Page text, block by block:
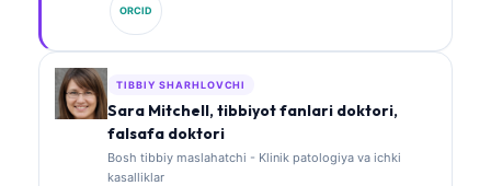
nazoratni ta’minlaydi. Doktor Klein biomarkerlar
talqini va laboratoriya diagnostikasi bo‘yicha
laboratoriya tibbiyoti mavzularida keng ko‘lamli ilmiy
ORCID
TIBBIY SHARHLOVCHI
Sara Mitchell, tibbiyot fanlari doktori,
falsafa doktori
Bosh tibbiy maslahatchi - Klinik patologiya va ichki
kasalliklar